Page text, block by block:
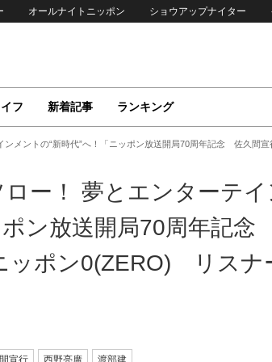
オールナイトニッポン ショウアップナイター
フ 新着記事 ランキング
ンメントの“新時代”へ！「ニッポン放送開局70周年記念 佐久間
ー！ 夢とエンターテイ
ポン放送開局70周年記念
ッポン0(ZERO) リスナ
宣行 西野亮廣 渡部建